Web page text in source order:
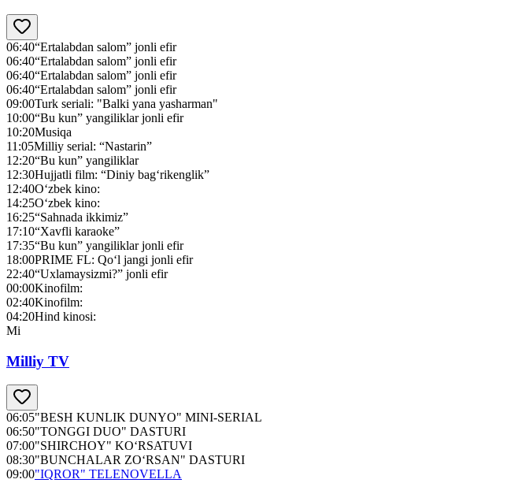
06:40“Ertalabdan salom” jonli efir
06:40“Ertalabdan salom” jonli efir
06:40“Ertalabdan salom” jonli efir
06:40“Ertalabdan salom” jonli efir
09:00Turk seriali: "Balki yana yasharman"
10:00“Bu kun” yangiliklar jonli efir
10:20Musiqa
11:05Milliy serial: “Nastarin”
12:20“Bu kun” yangiliklar
12:30Hujjatli film: “Diniy bag‘rikenglik”
12:40O‘zbek kino:
14:25O‘zbek kino:
16:25“Sahnada ikkimiz”
17:10“Xavfli karaoke”
17:35“Bu kun” yangiliklar jonli efir
18:00PRIME FL: Qo‘l jangi jonli efir
22:40“Uxlamaysizmi?” jonli efir
00:00Kinofilm:
02:40Kinofilm:
04:20Hind kinosi:
Mi
Milliy TV
06:05"BESH KUNLIK DUNYO" MINI-SERIAL
06:50"TONGGI DUO" DASTURI
07:00"SHIRCHOY" KO‘RSATUVI
08:30"BUNCHALAR ZO‘RSAN" DASTURI
09:00"IQROR" TELENOVELLA